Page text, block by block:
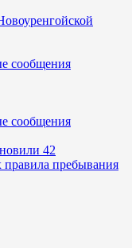
сообщения
сообщения
42
пребывания